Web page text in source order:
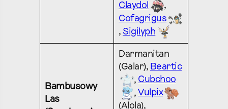
Claydol
,
Cofagrigus
, Sigilyph
Bambusowy
Las
Darmanitan
(Galar), Beartic
, Cubchoo
,Vulpix
(Alola),